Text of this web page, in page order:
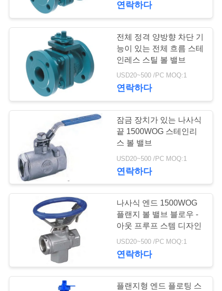
개
보
연락하다
전체 정격 양방향 차단 기
능이 있는 전체 흐름 스테
인레스 스틸 볼 밸브
USD20~500 /PC MOQ:1
연락하다
잠금 장치가 있는 나사식
끝 1500WOG 스테인리
스 볼 밸브
USD20~500 /PC MOQ:1
연락하다
나사식 엔드 1500WOG
플랜지 볼 밸브 블로우 -
아웃 프루프 스템 디자인
USD20~500 /PC MOQ:1
연락하다
플랜지형 엔드 플로팅 스